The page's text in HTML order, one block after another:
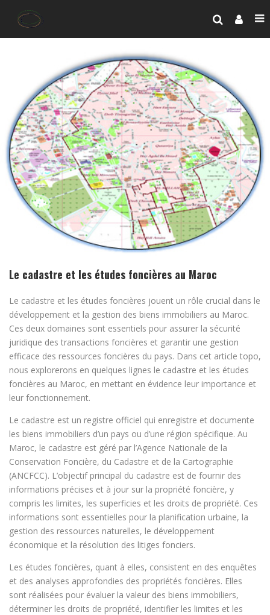
Le cadastre et les études foncières au Maroc
Le cadastre et les études foncières jouent un rôle crucial dans le
développement et la gestion des biens immobiliers au Maroc.
Ces deux domaines sont essentiels pour assurer la sécurité
juridique des transactions foncières et garantir une gestion
efficace des ressources foncières du pays. Dans cet article topo,
nous explorerons en quelques lignes le cadastre et les études
foncières au Maroc, en mettant en évidence leur importance et
leur fonctionnement.
Le cadastre est un registre officiel qui enregistre et documente
les biens immobiliers d’un pays ou d’une région spécifique. Au
Maroc, le cadastre est géré par l’Agence Nationale de la
Conservation Foncière, du Cadastre et de la Cartographie
(ANCFCC). L’objectif principal du cadastre est de fournir des
informations précises et à jour sur la propriété foncière, y
compris les limites, les superficies et les droits de propriété. Ces
informations sont essentielles pour la planification urbaine, la
gestion des ressources naturelles, le développement
économique et la résolution des litiges fonciers.
Les études foncières, quant à elles, consistent en des enquêtes
et des analyses approfondies des propriétés foncières. Elles
sont réalisées pour évaluer la valeur des biens immobiliers,
déterminer les droits de propriété, identifier les limites et les